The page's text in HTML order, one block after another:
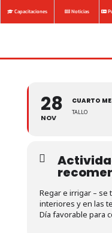
Capacitaciones Noticias
28
NOV
CUARTO
TALLO
Regar e irrigar – se
interiores y en las
Día favorable para